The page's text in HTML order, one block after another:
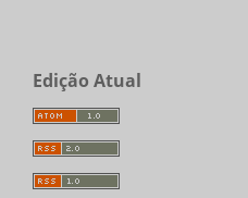
Edição Atual